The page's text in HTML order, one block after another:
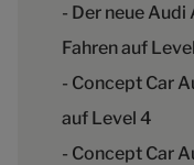
- Der neue
Fahren auf
- Concept Car
auf Level 4
- Concept Car